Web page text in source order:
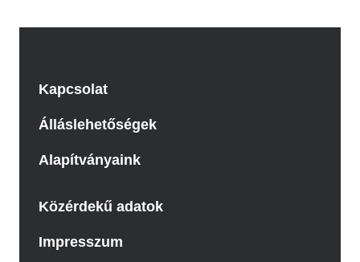
Kapcsolat
Álláslehetőségek
Alapítványaink
Közérdekű adatok
Impresszum